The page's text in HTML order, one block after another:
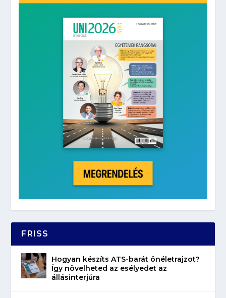
FRISS
Hogyan készíts ATS-barát önéletrajzot?
Így növelheted az esélyedet az
állásinterjúra